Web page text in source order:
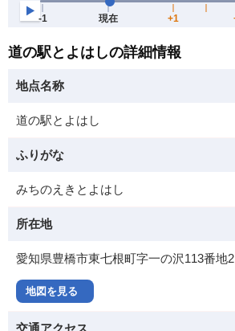
道の駅とよはしの詳細情報
地点名称
道の駅とよはし
ふりがな
みちのえきとよはし
所在地
愛知県豊橋市東七根町字一の沢113番地2
地図を見る
交通アクセス